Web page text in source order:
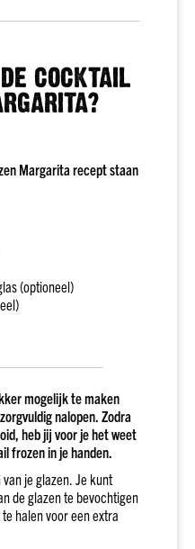
COCKTAIL
Margarita recept staan
(optioneel)
mogelijk te maken
nalopen. Zodra
heb jij voor je het weet
frozen in je handen.
je glazen. Je kunt
de glazen te bevochtigen
halen voor een extra